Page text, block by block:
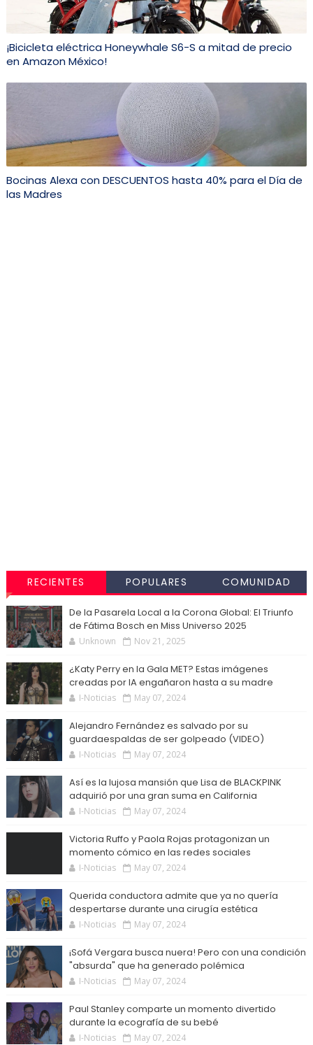
¡Bicicleta eléctrica Honeywhale S6-S a mitad de precio
en Amazon México!
Bocinas Alexa con DESCUENTOS hasta 40% para el Día de
las Madres
RECIENTES POPULARES COMUNIDAD
De la Pasarela Local a la Corona Global: El Triunfo
de Fátima Bosch en Miss Universo 2025
Unknown Nov 21, 2025
¿Katy Perry en la Gala MET? Estas imágenes
creadas por IA engañaron hasta a su madre
I-Noticias May 07, 2024
Alejandro Fernández es salvado por su
guardaespaldas de ser golpeado (VIDEO)
I-Noticias May 07, 2024
Así es la lujosa mansión que Lisa de BLACKPINK
adquirió por una gran suma en California
I-Noticias May 07, 2024
Victoria Ruffo y Paola Rojas protagonizan un
momento cómico en las redes sociales
I-Noticias May 07, 2024
Querida conductora admite que ya no quería
despertarse durante una cirugía estética
I-Noticias May 07, 2024
¡Sofá Vergara busca nuera! Pero con una condición
"absurda" que ha generado polémica
I-Noticias May 07, 2024
Paul Stanley comparte un momento divertido
durante la ecografía de su bebé
I-Noticias May 07, 2024